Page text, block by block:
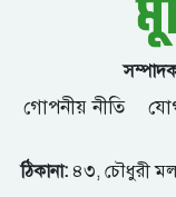
গোপনীয় নীতি
ঠিকানা:৪৩, চৌধুরী মল